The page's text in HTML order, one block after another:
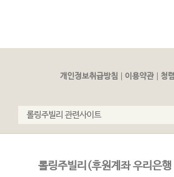
개인정보취급방침 이용약관 청
롤링주빌리(후원계좌 우리